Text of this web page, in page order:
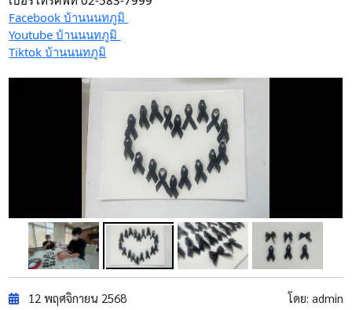
Facebook บ้านนนทภูมิ
Youtube บ้านนนทภูมิ
Tiktok บ้านนนทภูมิ
12 พฤศจิกายน 2568 โดย: admin